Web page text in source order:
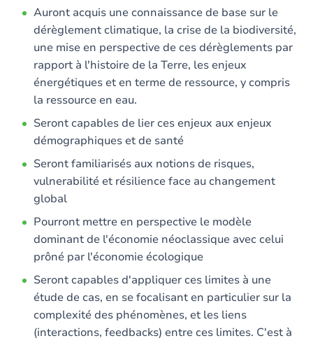
Auront acquis une connaissance de base sur le
dérèglement climatique, la crise de la biodiversité,
une mise en perspective de ces dérèglements par
rapport à l'histoire de la Terre, les enjeux
énergétiques et en terme de ressource, y compris
la ressource en eau.
Seront capables de lier ces enjeux aux enjeux
démographiques et de santé
Seront familiarisés aux notions de risques,
vulnerabilité et résilience face au changement
global
Pourront mettre en perspective le modèle
dominant de l'économie néoclassique avec celui
prôné par l'économie écologique
Seront capables d'appliquer ces limites à une
étude de cas, en se focalisant en particulier sur la
complexité des phénomènes, et les liens
(interactions, feedbacks) entre ces limites. C'est à